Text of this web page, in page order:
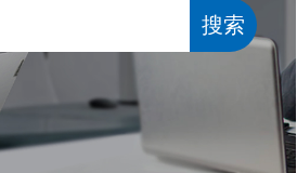
搜索